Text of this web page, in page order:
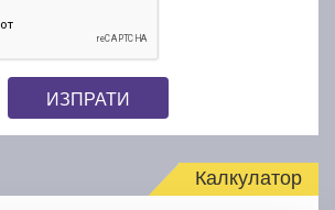
ИЗПРАТИ
Калкулатор